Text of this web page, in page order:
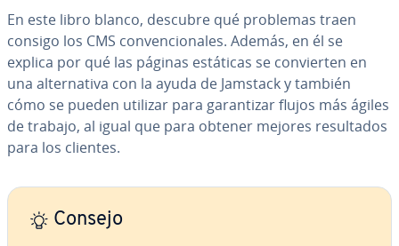
En este libro blanco, descubre qué problemas traen
consigo los CMS co­n­ve­n­cio­na­les. Además, en él se
explica por qué las páginas estáticas se co­n­vie­r­ten en
una al­te­r­na­ti­va con la ayuda de Jamstack y también
cómo se pueden utilizar para ga­ra­n­ti­zar flujos más ágiles
de trabajo, al igual que para obtener mejores re­su­l­ta­dos
para los clientes.
Consejo